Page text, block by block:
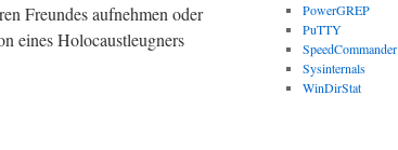
Freundes aufnehmen oder
eines Holocaustleugners
PowerGREP
PuTTY
SpeedCommander
Sysinternals
WinDirStat